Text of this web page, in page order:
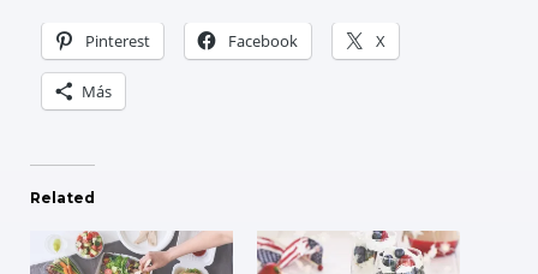
Pinterest Facebook X
Más
Related